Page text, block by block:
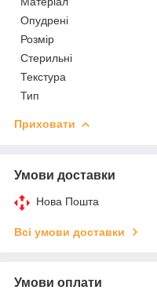
Опудрені
Розмір
Стерильні
Текстура
Тип
Приховати
Умови доставки
Нова Пошта
Всі умови доставки
Умови оплати